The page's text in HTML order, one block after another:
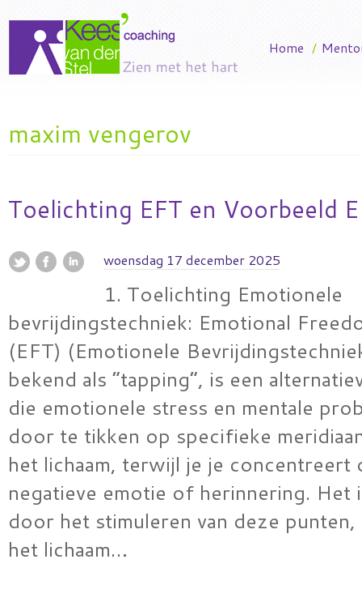
Home /
maxim vengerov
Toelichting EFT en Voorbeeld
woensdag 17 december 2025
1. Toelichting Emotionele
bevrijdingstechniek: Emotional
(EFT) (Emotionele
bekend als “tapping”, is een
die emotionele stress en mentale
door te tikken op specifieke
het lichaam, terwijl je je concentreert
negatieve emotie of herinnering. Het
door het stimuleren van deze
het lichaam…